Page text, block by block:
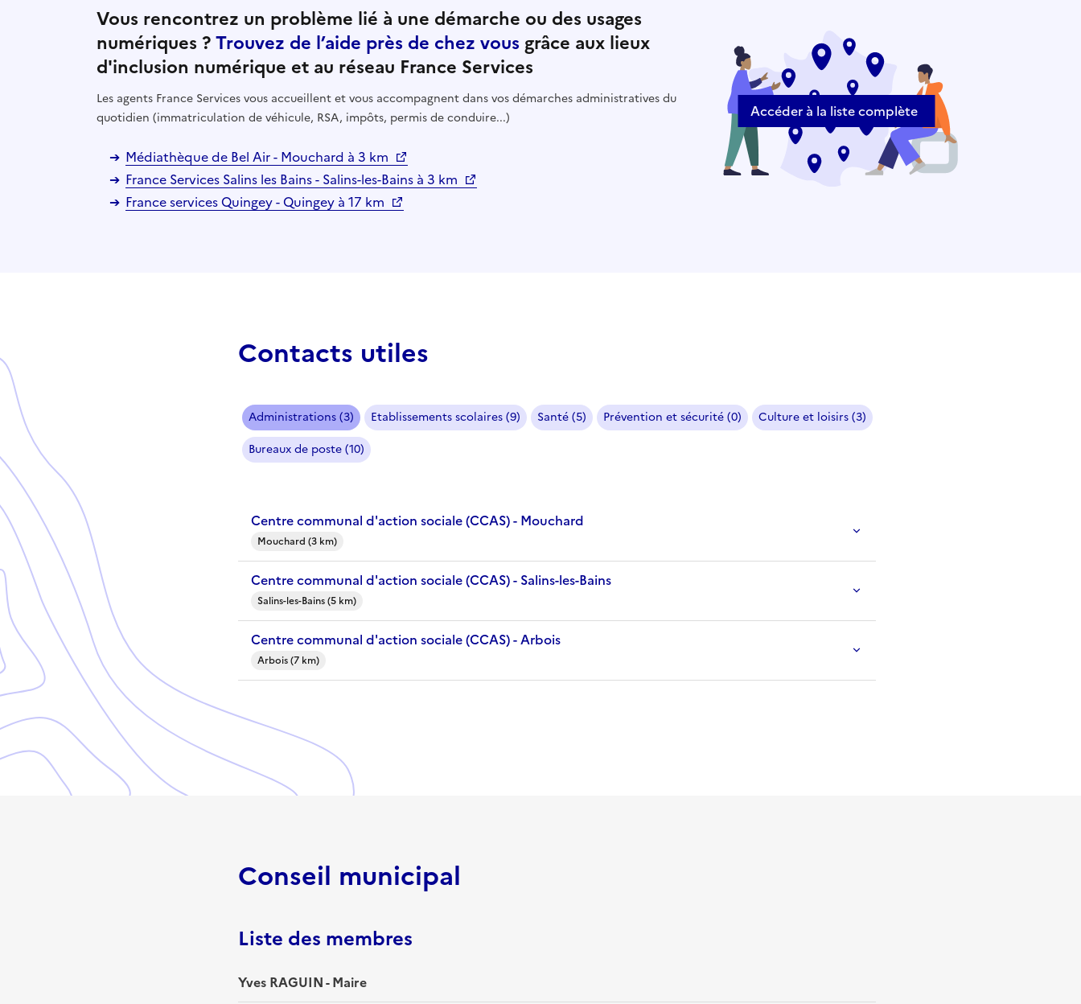
Vous rencontrez un problème lié à une démarche ou des usages
numériques ?Trouvez de l’aide près de chez vous grâce aux lieux
d'inclusion numérique et au réseau France Services
Les agents France Services vous accueillent et vous accompagnent dans vos démarches administratives du
quotidien (immatriculation de véhicule, RSA, impôts, permis de conduire...)
Médiathèque de Bel Air - Mouchard à 3 km
France Services Salins les Bains - Salins-les-Bains à 3 km
France services Quingey - Quingey à 17 km
Accéder à la liste complète
Contacts utiles
Administrations (3) Etablissements scolaires (9) Santé (5) Prévention et sécurité (0)
Culture et loisirs (3)
Bureaux de poste (10)
Centre communal d'action sociale (CCAS) - Mouchard
Mouchard (3 km)
Centre communal d'action sociale (CCAS) - Salins-les-Bains
Salins-les-Bains (5 km)
Centre communal d'action sociale (CCAS) - Arbois
Arbois (7 km)
Conseil municipal
Liste des membres
Yves RAGUIN - Maire